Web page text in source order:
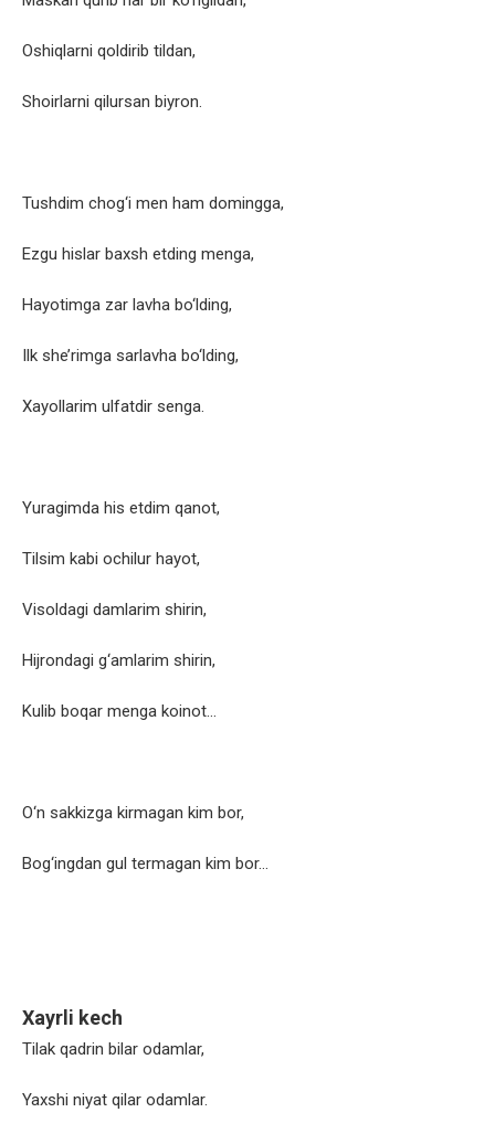
Oshiqlarni qoldirib tildan,
Shoirlarni qilursan biyron.
Tushdim chog‘i men ham domingga,
Ezgu hislar baxsh etding menga,
Hayotimga zar lavha bo‘lding,
Ilk she’rimga sarlavha bo‘lding,
Xayollarim ulfatdir senga.
Yuragimda his etdim qanot,
Tilsim kabi ochilur hayot,
Visoldagi damlarim shirin,
Hijrondagi g‘amlarim shirin,
Kulib boqar menga koinot…
O‘n sakkizga kirmagan kim bor,
Bog‘ingdan gul termagan kim bor…
Xayrli kech
Tilak qadrin bilar odamlar,
Yaxshi niyat qilar odamlar.